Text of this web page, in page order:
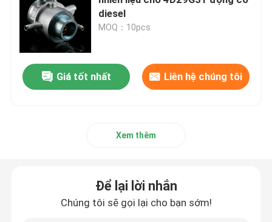
Lắp ráp đầu xi lanh và hệ thống van
Đặt bộ phận tàu máy tính
Bộ lắp ráp bánh máy bay
diesel
MOQ：10pcs
Giá tốt nhất Liên hệ chúng tôi
Xem thêm
Để lại lời nhắn
Chúng tôi sẽ gọi lại cho bạn sớm!